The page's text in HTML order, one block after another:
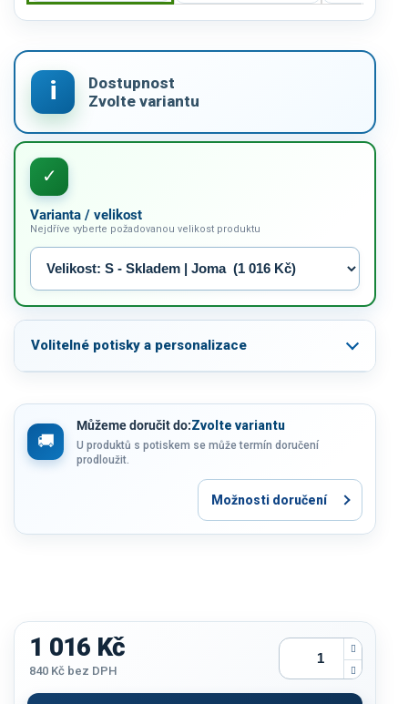
Varianta / velikost
Nejdříve vyberte požadovanou velikost produktu
Volitelné potisky a personalizace
Můžeme doručit do:Zvolte variantu
U produktů s potiskem se může termín doručení
prodloužit.
Možnosti doručení
1 016 Kč
840 Kč bez DPH